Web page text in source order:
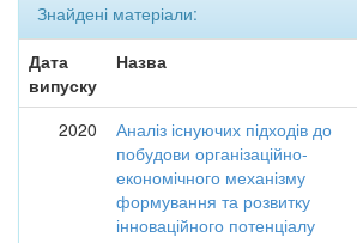
Знайдені матеріали:
Дата
випуску
Назва
2020
Аналіз існуючих підходів до
побудови організаційно-
економічного механізму
формування та розвитку
інноваційного потенціалу